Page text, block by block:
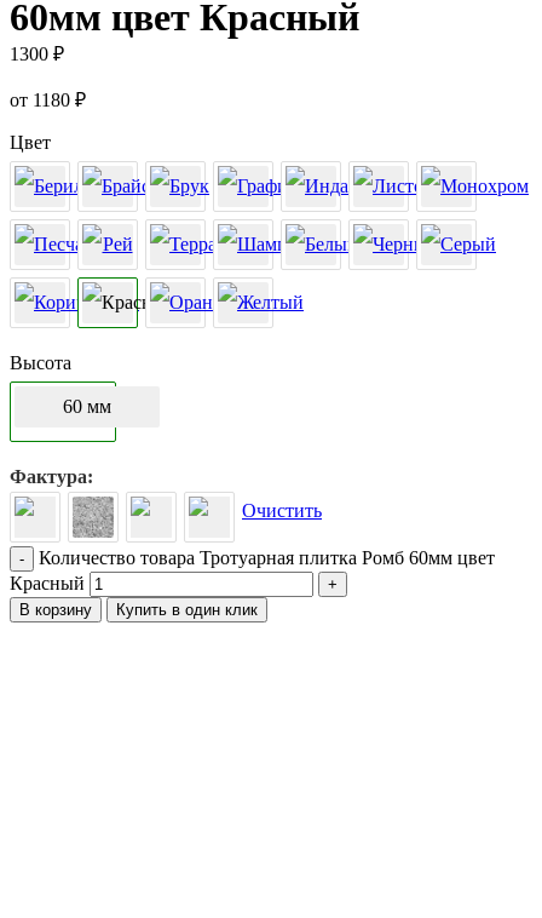
60мм цвет Красный
1300 ₽
от 1180 ₽
Цвет
Высота
60 мм
Фактура
Очистить
-
Количество товара Тротуарная плитка Ромб 60мм цвет
Красный
+
В корзину
Купить в один клик